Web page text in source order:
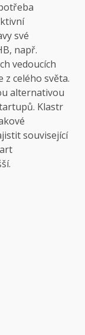
své
např.
vedoucích
z celého světa.
alternativou
Klastr
související